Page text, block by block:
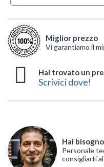
Miglior prezzo
Vi garantiamo il
Hai trovato un
Scrivici dove!
Hai
Personale
consigliarti